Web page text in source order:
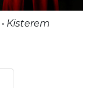
• Kisterem